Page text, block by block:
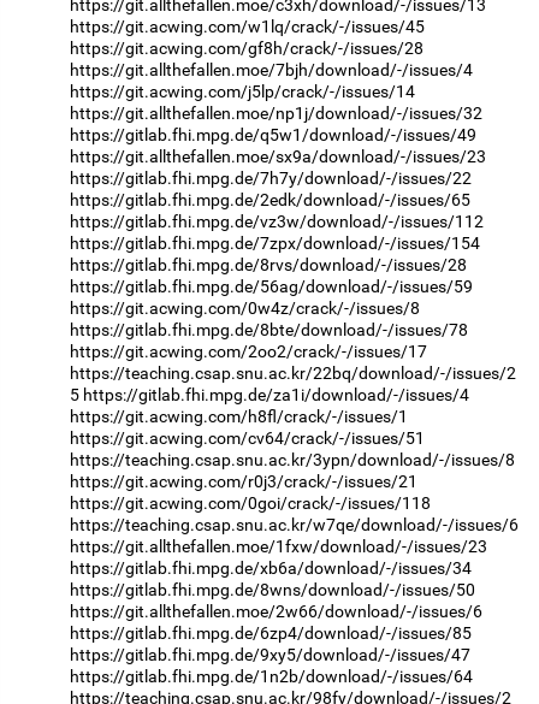
https://git.allthefallen.moe/c3xh/download/-/issues/13
https://git.acwing.com/w1lq/crack/-/issues/45
https://git.acwing.com/gf8h/crack/-/issues/28
https://git.allthefallen.moe/7bjh/download/-/issues/4
https://git.acwing.com/j5lp/crack/-/issues/14
https://git.allthefallen.moe/np1j/download/-/issues/32
https://gitlab.fhi.mpg.de/q5w1/download/-/issues/49
https://git.allthefallen.moe/sx9a/download/-/issues/23
https://gitlab.fhi.mpg.de/7h7y/download/-/issues/22
https://gitlab.fhi.mpg.de/2edk/download/-/issues/65
https://gitlab.fhi.mpg.de/vz3w/download/-/issues/112
https://gitlab.fhi.mpg.de/7zpx/download/-/issues/154
https://gitlab.fhi.mpg.de/8rvs/download/-/issues/28
https://gitlab.fhi.mpg.de/56ag/download/-/issues/59
https://git.acwing.com/0w4z/crack/-/issues/8
https://gitlab.fhi.mpg.de/8bte/download/-/issues/78
https://git.acwing.com/2oo2/crack/-/issues/17
https://teaching.csap.snu.ac.kr/22bq/download/-/issues/2
5 https://gitlab.fhi.mpg.de/za1i/download/-/issues/4
https://git.acwing.com/h8fl/crack/-/issues/1
https://git.acwing.com/cv64/crack/-/issues/51
https://teaching.csap.snu.ac.kr/3ypn/download/-/issues/8
https://git.acwing.com/r0j3/crack/-/issues/21
https://git.acwing.com/0goi/crack/-/issues/118
https://teaching.csap.snu.ac.kr/w7qe/download/-/issues/6
https://git.allthefallen.moe/1fxw/download/-/issues/23
https://gitlab.fhi.mpg.de/xb6a/download/-/issues/34
https://gitlab.fhi.mpg.de/8wns/download/-/issues/50
https://git.allthefallen.moe/2w66/download/-/issues/6
https://gitlab.fhi.mpg.de/6zp4/download/-/issues/85
https://gitlab.fhi.mpg.de/9xy5/download/-/issues/47
https://gitlab.fhi.mpg.de/1n2b/download/-/issues/64
https://teaching.csap.snu.ac.kr/98fy/download/-/issues/2